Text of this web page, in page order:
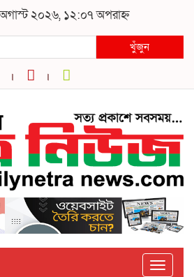
২০২৬, ১২:০৭ অপরাহ্ন
খুঁজুন